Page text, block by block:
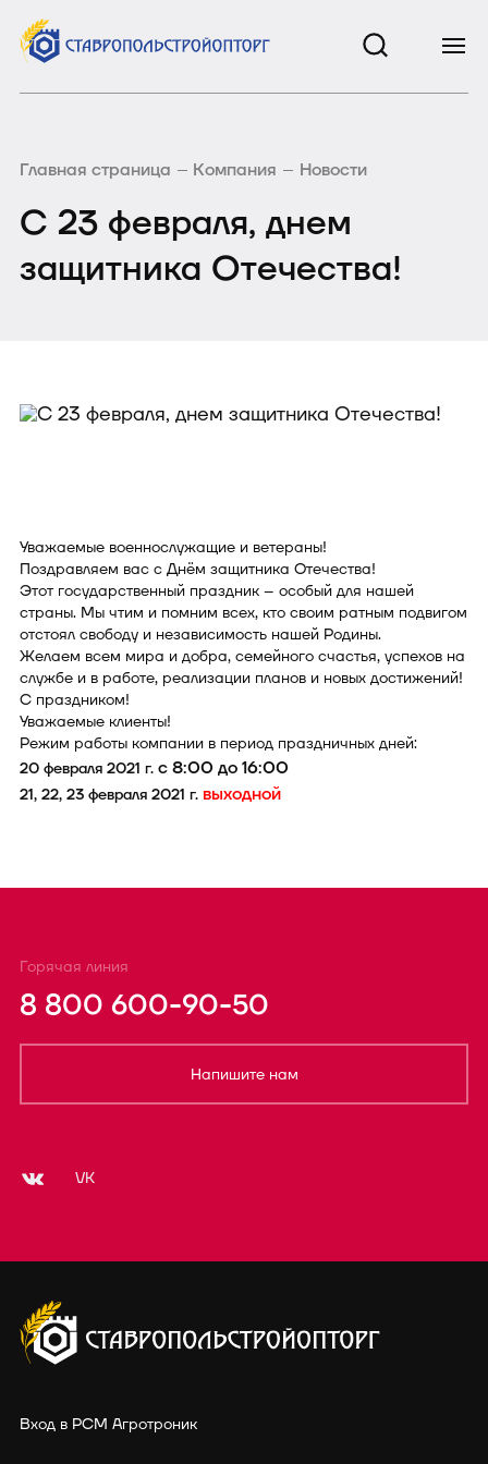
Главная страница Компания Новости
С 23 февраля, днем
защитника Отечества!
Уважаемые военнослужащие и ветераны!
Поздравляем вас с Днём защитника Отечества!
Этот государственный праздник – особый для нашей
страны. Мы чтим и помним всех, кто своим ратным подвигом
отстоял свободу и независимость нашей Родины.
Желаем всем мира и добра, семейного счастья, успехов на
службе и в работе, реализации планов и новых достижений!
С праздником!
Уважаемые клиенты!
Режим работы компании в период праздничных дней:
20 февраля 2021 г. с 8:00 до 16:00
21, 22, 23 февраля 2021 г. выходной
Горячая линия
8 800 600-90-50
Напишите нам
VK
Вход в РСМ Агротроник